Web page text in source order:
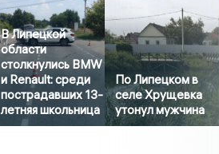
В Липецкой
области
столкнулись BMW
и Renault: среди
пострадавших 13-
летняя школьница
По Липецком в
селе Хрущевка
утонул мужчина